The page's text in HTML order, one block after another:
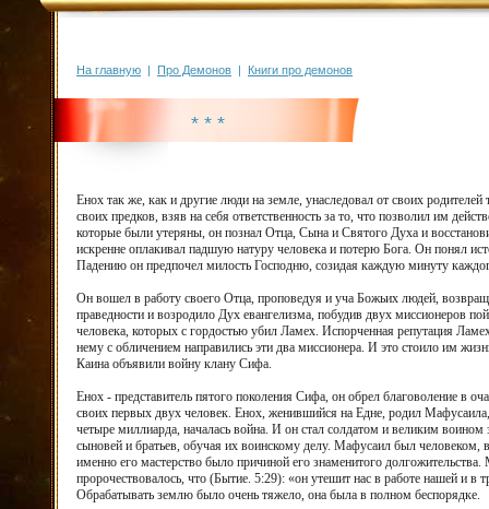
На главную | Про Демонов | Книги про демонов
* * *
Енох так же, как и другие люди на земле, унаследовал от своих
своих предков, взяв на себя ответственность за то, что позволил им
которые были утеряны, он познал Отца, Сына и Святого Духа и
искренне оплакивал падшую натуру человека и потерю Бога. Он понял
Падению он предпочел милость Господню, созидая каждую минуту
Он вошел в работу своего Отца, проповедуя и уча Божьих людей,
праведности и возродило Дух евангелизма, побудив двух миссионеров
человека, которых с гордостью убил Ламех. Испорченная репутация
нему с обличением направились эти два миссионера. И это стоило им
Каина объявили войну клану Сифа.
Енох - представитель пятого поколения Сифа, он обрел благоволение в
своих первых двух человек. Енох, женившийся на Едне, родил
четыре миллиарда, началась война. И он стал солдатом и великим
сыновей и братьев, обучая их воинскому делу. Мафусаил был
именно его мастерство было причиной его знаменитого
пророчествовалось, что (Бытие. 5:29): «он утешит нас в работе нашей и
Обрабатывать землю было очень тяжело, она была в полном беспорядке.